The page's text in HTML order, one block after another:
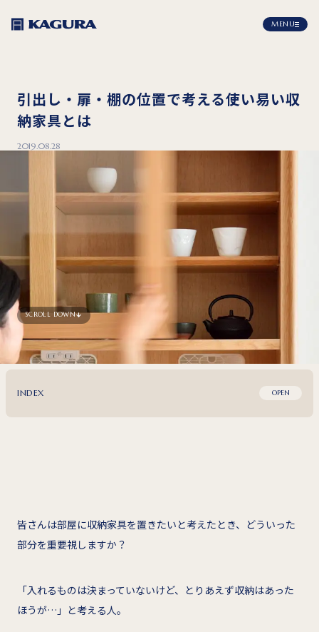
MENU
引出し・扉・棚の位置で考える使い易い収
納家具とは
2019.08.28
SCROLL DOWN
INDEX OPEN
皆さんは部屋に収納家具を置きたいと考えたとき、どういった
部分を重要視しますか？
「入れるものは決まっていないけど、とりあえず収納はあった
ほうが…」と考える人。